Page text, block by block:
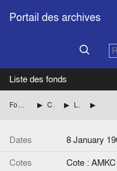
Portail des archives
Liste des fonds
Fonds Jean Monnet : Comité d'action, correspondance CENTRE DE RECHERCHES EUROPEENNES DE LAUSANNE Liste des personnalités et Correspondance avec Henri RIEBEN jusqu'en 1960 inclus.
Dates
8 January
Cotes
Cote :